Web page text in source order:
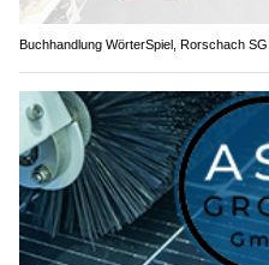
Buchhandlung WörterSpiel, Rorschach